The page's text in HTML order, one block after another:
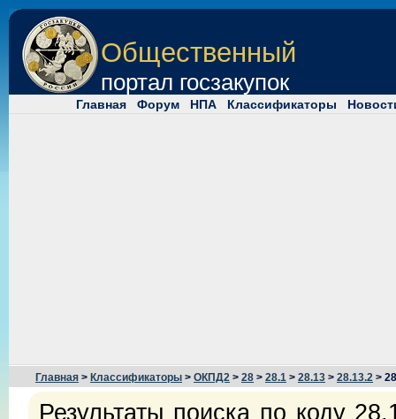
Общественный
портал госзакупок
Главная Форум НПА Классификаторы
Главная > Классификаторы > ОКПД2 > 28 > 28.1 > 28.13 > 28.13.2 >
Результаты поиска по коду